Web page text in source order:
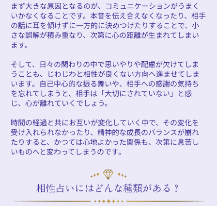
まず大きな原因となるのが、コミュニケーションがうまく
いかなくなることです。本音を伝え合えなくなったり、相手
の話に耳を傾けずに一方的に決めつけたりすることで、小
さな誤解が積み重なり、次第に心の距離が生まれてしまい
ます。
そして、日々の関わりの中で思いやりや配慮が欠けてしま
うことも、じわじわと相性が良くない方向へ進ませてしま
います。自己中心的な振る舞いや、相手への感謝の気持ち
を忘れてしまうと、相手は「大切にされていない」と感
じ、心が離れていくでしょう。
時間の経過と共にお互いが変化していく中で、その変化を
受け入れられなかったり、精神的な成長のバランスが崩れ
たりすると、かつては心地よかった関係も、次第に息苦し
いものへと変わってしまうのです。
相性占いにはどんな種類がある？